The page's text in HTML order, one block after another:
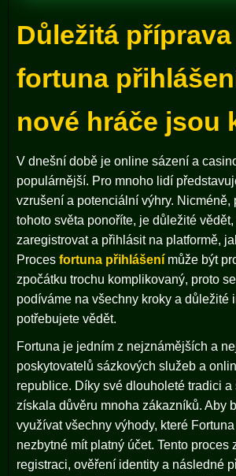
Důležitá příprava
fortuna
nové hráče jsou
V dnešní době je online sázení a
populárnější. Pro mnoho lidí
vzrušení a potenciální výhry. Nicméně,
tohoto světa ponoříte, je důležité
zaregistrovat a přihlásit na platformě,
Proces fortuna přihlášení může být
zpočátku trochu komplikovaný, proto
podíváme na všechny kroky a důležité
potřebujete vědět.
Fortuna je jedním z nejznámějších a
poskytovatelů sázkových služeb a
republice. Díky své dlouholeté tradici
získala důvěru mnoha zákazníků. Aby
využívat všechny výhody, které
nezbytné mít platný účet. Tento proces
registraci, ověření identity a následné